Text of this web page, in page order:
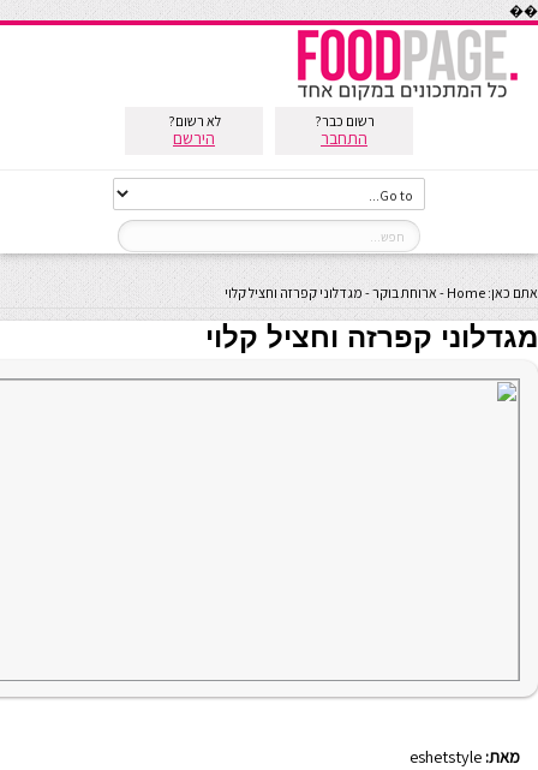
��
רשום כבר?
התחבר
לא רשום?
הירשם
אתם כאן: Home
- ארוחת בוקר- מגדלוני קפרזה וחציל קלוי
מגדלוני קפרזה וחציל קלוי
מאת: eshetstyle